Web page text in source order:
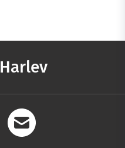
Harlev